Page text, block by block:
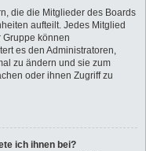
die die Mitglieder des Boards
aufteilt. Jedes Mitglied
können
es den Administratoren,
zu ändern und sie zum
oder ihnen Zugriff zu
ich ihnen bei?